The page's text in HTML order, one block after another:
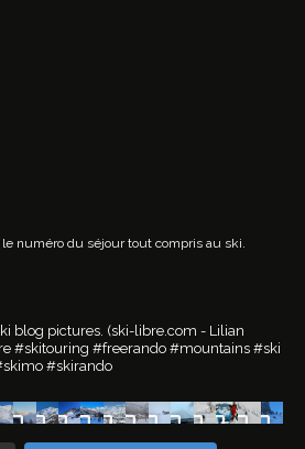
le numéro du séjour tout compris au ski.
blog pictures. (ski-libre.com - Lilian
#skitouring #freerando #mountains #ski
#skirando